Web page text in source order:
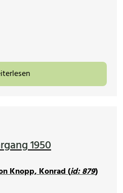
1950
Knopp, Konrad (id: 879)